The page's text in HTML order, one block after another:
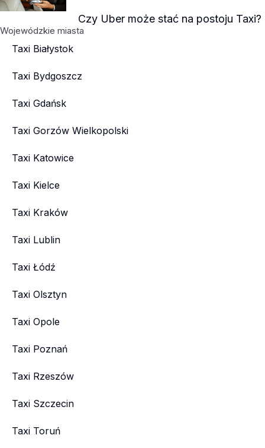
Czy Uber może stać na postoju Taxi?
Wojewódzkie miasta
Taxi Białystok
Taxi Bydgoszcz
Taxi Gdańsk
Taxi Gorzów Wielkopolski
Taxi Katowice
Taxi Kielce
Taxi Kraków
Taxi Lublin
Taxi Łódź
Taxi Olsztyn
Taxi Opole
Taxi Poznań
Taxi Rzeszów
Taxi Szczecin
Taxi Toruń